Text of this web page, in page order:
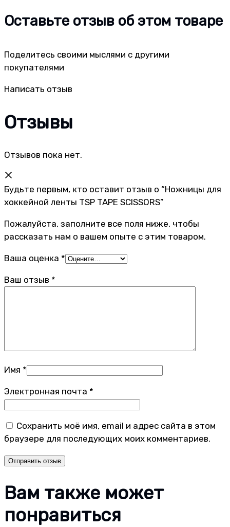
Оставьте отзыв об этом товаре
Поделитесь своими мыслями с другими
покупателями
Написать отзыв
Отзывы
Отзывов пока нет.
Будьте первым, кто оставит отзыв о “Ножницы для
хоккейной ленты TSP TAPE SCISSORS”
Пожалуйста, заполните все поля ниже, чтобы
рассказать нам о вашем опыте с этим товаром.
Ваша оценка *
Ваш отзыв *
Имя *
Электронная почта *
Сохранить моё имя, email и адрес сайта в этом
браузере для последующих моих комментариев.
Вам также может
понравиться